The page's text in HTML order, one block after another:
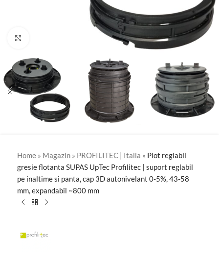
Home » Magazin » PROFILITEC | Italia » Plot reglabil
gresie flotanta SUPAS UpTec Profilitec | suport reglabil
pe inaltime si panta, cap 3D autonivelant 0-5%, 43-58
mm, expandabil ~800 mm